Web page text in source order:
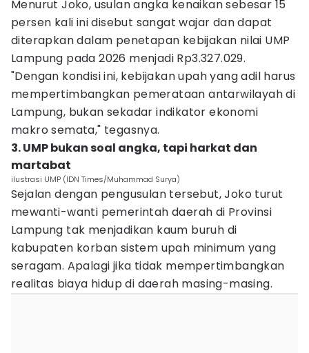
Menurut Joko, usulan angka kenaikan sebesar 15
persen kali ini disebut sangat wajar dan dapat
diterapkan dalam penetapan kebijakan nilai UMP
Lampung pada 2026 menjadi Rp3.327.029.
"Dengan kondisi ini, kebijakan upah yang adil harus
mempertimbangkan pemerataan antarwilayah di
Lampung, bukan sekadar indikator ekonomi
makro semata," tegasnya.
3. UMP bukan soal angka, tapi harkat dan
martabat
ilustrasi UMP (IDN Times/Muhammad Surya)
Sejalan dengan pengusulan tersebut, Joko turut
mewanti-wanti pemerintah daerah di Provinsi
Lampung tak menjadikan kaum buruh di
kabupaten korban sistem upah minimum yang
seragam. Apalagi jika tidak mempertimbangkan
realitas biaya hidup di daerah masing-masing.